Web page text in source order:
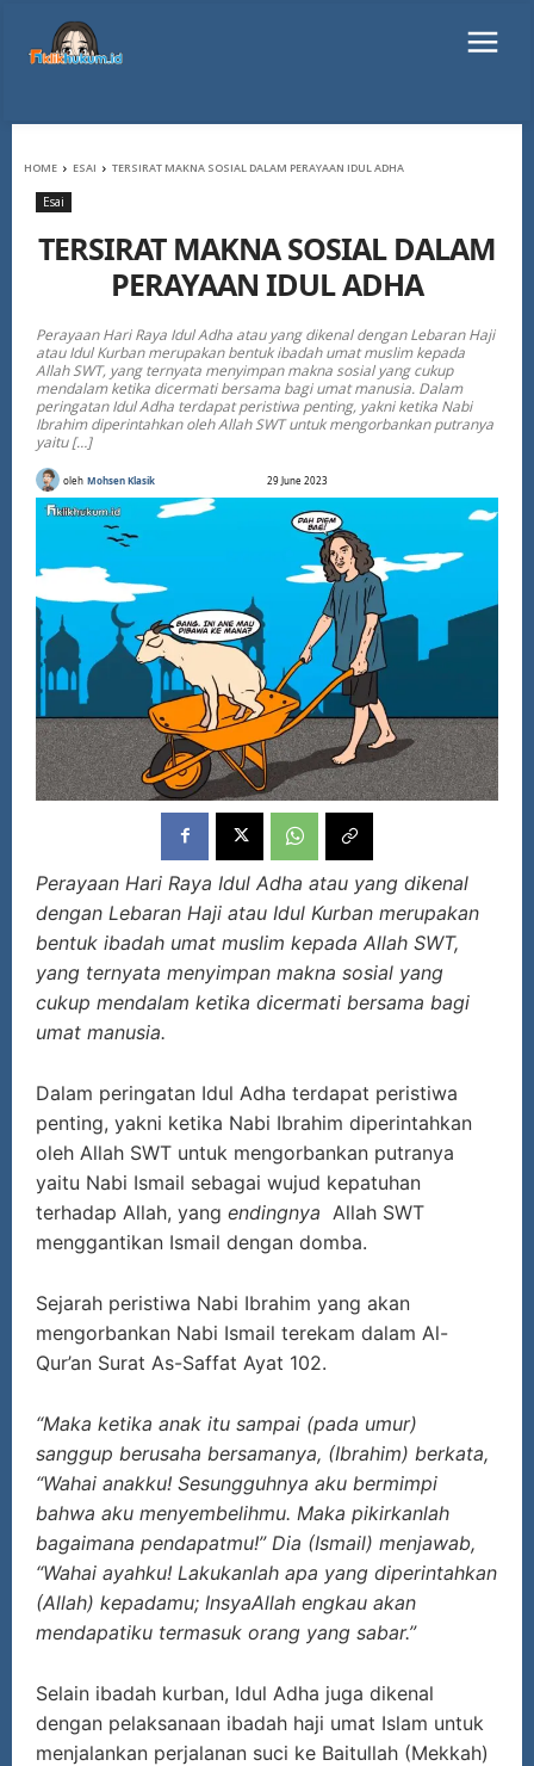
HOME ESAI TERSIRAT MAKNA SOSIAL DALAM PERAYAAN IDUL ADHA
Esai
TERSIRAT MAKNA SOSIAL DALAM
PERAYAAN IDUL ADHA
Perayaan Hari Raya Idul Adha atau yang dikenal dengan Lebaran Haji
atau Idul Kurban merupakan bentuk ibadah umat muslim kepada
Allah SWT, yang ternyata menyimpan makna sosial yang cukup
mendalam ketika dicermati bersama bagi umat manusia. Dalam
peringatan Idul Adha terdapat peristiwa penting, yakni ketika Nabi
Ibrahim diperintahkan oleh Allah SWT untuk mengorbankan putranya
yaitu […]
oleh Mohsen Klasik 29 June 2023
Perayaan Hari Raya Idul Adha atau yang dikenal
dengan Lebaran Haji atau Idul Kurban merupakan
bentuk ibadah umat muslim kepada Allah SWT,
yang ternyata menyimpan makna sosial yang
cukup mendalam ketika dicermati bersama bagi
umat manusia.
Dalam peringatan Idul Adha terdapat peristiwa
penting, yakni ketika Nabi Ibrahim diperintahkan
oleh Allah SWT untuk mengorbankan putranya
yaitu Nabi Ismail sebagai wujud kepatuhan
terhadap Allah, yang endingnya Allah SWT
menggantikan Ismail dengan domba.
Sejarah peristiwa Nabi Ibrahim yang akan
mengorbankan Nabi Ismail terekam dalam Al-
Qur’an Surat As-Saffat Ayat 102.
“Maka ketika anak itu sampai (pada umur)
sanggup berusaha bersamanya, (Ibrahim) berkata,
“Wahai anakku! Sesungguhnya aku bermimpi
bahwa aku menyembelihmu. Maka pikirkanlah
bagaimana pendapatmu!” Dia (Ismail) menjawab,
“Wahai ayahku! Lakukanlah apa yang diperintahkan
(Allah) kepadamu; InsyaAllah engkau akan
mendapatiku termasuk orang yang sabar.”
Selain ibadah kurban, Idul Adha juga dikenal
dengan pelaksanaan ibadah haji umat Islam untuk
menjalankan perjalanan suci ke Baitullah (Mekkah)